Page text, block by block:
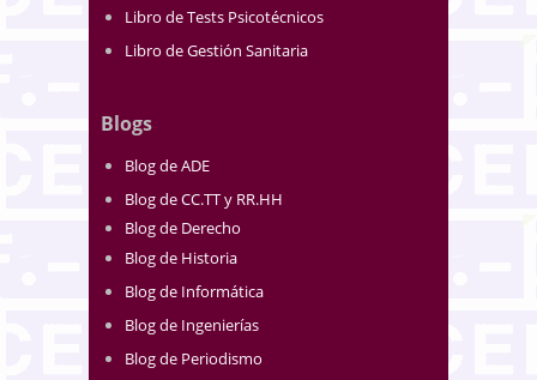
Libro de Tests Psicotécnicos
Libro de Gestión Sanitaria
Blogs
Blog de ADE
Blog de CC.TT y RR.HH
Blog de Derecho
Blog de Historia
Blog de Informática
Blog de Ingenierías
Blog de Periodismo